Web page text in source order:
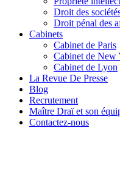
Droit des
Droit pénal des
Cabinets
Cabinet de Paris
Cabinet de New
Cabinet de Lyon
La Revue De Presse
Blog
Recrutement
Maître Draï et son
Contactez-nous